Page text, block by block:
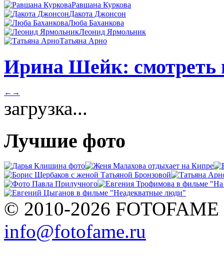
Равшана Куркова
Дакота Джонсон
Люба Баханкова
Леонид Ярмольник
Татьяна Арно
Ирина Шейк: смотреть
← →
загрузка...
Лучшие фото
© 2010-2026 FOTOFAME
info@fotofame.ru